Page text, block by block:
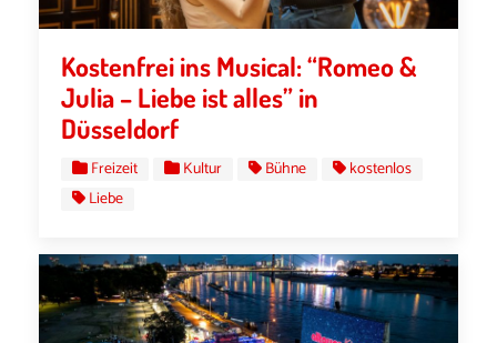
Kostenfrei ins Musical: “Romeo &
Julia – Liebe ist alles” in
Düsseldorf
Freizeit Kultur Bühne
kostenlos
Liebe